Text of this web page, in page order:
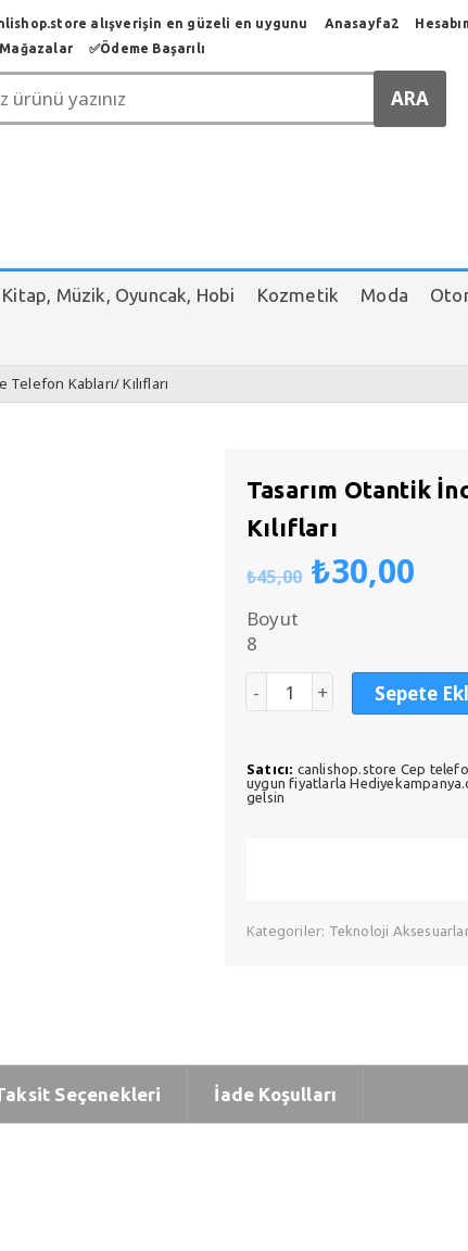
alışverişin en güzeli en uygunu Anasayfa2
✅️Ödeme Başarılı
Kitap, Müzik, Oyuncak, Hobi Kozmetik Moda
Telefon Kabları/ Kılıfları
Tasarım Otantik
Kılıfları
₺45,00 Orijinal
fiyat:
₺30,00
Boyut
8
Sepete
Satıcı: canlishop.store Cep
uygun fiyatlarla
gelsin
Kategoriler: Teknoloji
Seçenekleri İade Koşulları